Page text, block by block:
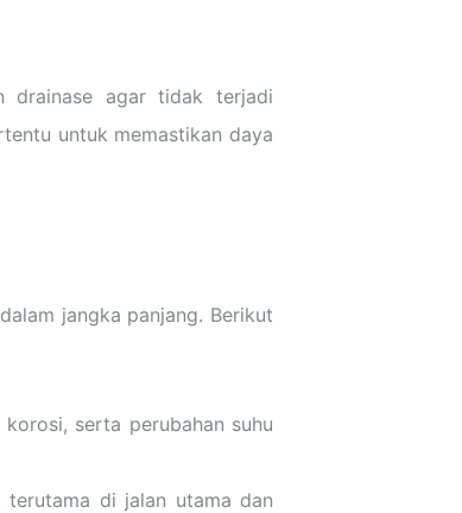
drainase agar tidak terjadi
untuk memastikan daya
jangka panjang. Berikut
serta perubahan suhu
terutama di jalan utama dan